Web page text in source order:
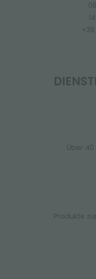
+39
Über
Produkte